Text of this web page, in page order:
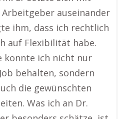
Arbeitgeber auseinander
ihm, dass ich rechtlich
auf Flexibilität habe.
konnte ich nicht nur
behalten, sondern
die gewünschten
Was ich an Dr.